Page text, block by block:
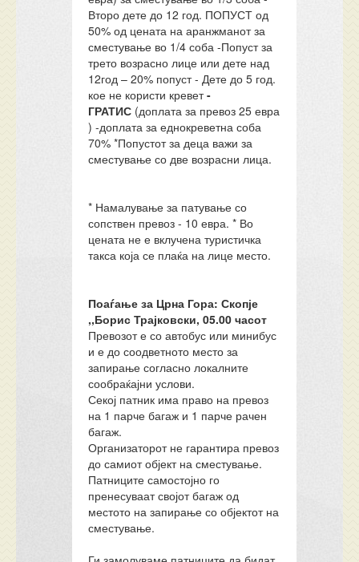
Второ дете до 12 год. ПОПУСТ од
50% од цената на аранжманот за
сместување во 1/4 соба -Попуст за
трето возрасно лице или дете над
12год – 20% попуст - Дете до 5 год.
кое не користи кревет-
ГРАТИС (доплата за превоз 25 евра
) -доплата за еднокреветна соба
70% *Попустот за деца важи за
сместување со две возрасни лица.
* Намалување за патување со
сопствен превоз - 10 евра. * Во
цената не е вклучена туристичка
такса која се плаќа на лице место.
Поаѓање за Црна Гора: Скопје
,,Борис Трајковски, 05.00 часот
Превозот е со автобус или минибус
и е до соодветното место за
запирање согласно локалните
сообраќајни услови.
Секој патник има право на превоз
на 1 парче багаж и 1 парче рачен
багаж.
Организаторот не гарантира превоз
до самиот објект на сместување.
Патниците самостојно го
пренесуваат својот багаж од
местото на запирање со објектот на
сместување.